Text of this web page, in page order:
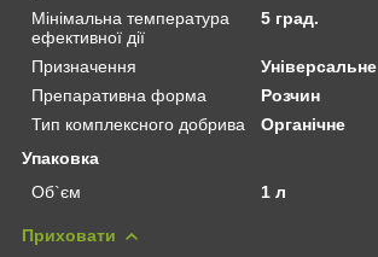
Мінімальна температура
ефективної дії
5 град.
Призначення
Універсальне
Препаративна форма
Розчин
Тип комплексного добрива
Органічне
Упаковка
Об`єм
1 л
Приховати